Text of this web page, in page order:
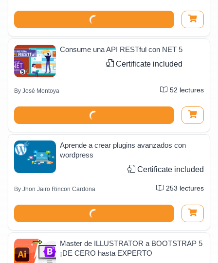
Consume una API RESTful con NET 5
Certificate included
By José Montoya 52 lectures
Aprende a crear plugins avanzados con
wordpress
Certificate included
By Jhon Jairo Rincon Cardona 253 lectures
Master de ILLUSTRATOR a BOOTSTRAP 5
¡DE CERO hasta EXPERTO